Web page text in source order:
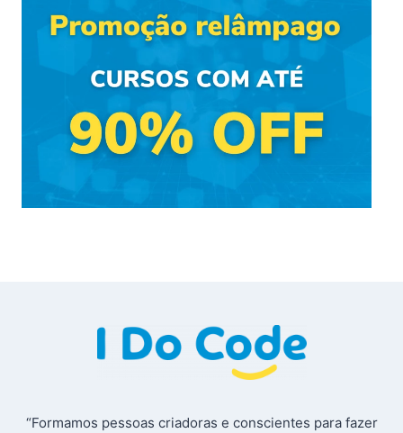
“Formamos pessoas criadoras e conscientes para fazer